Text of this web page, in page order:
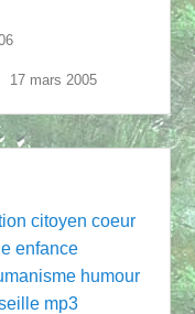
17 mars 2005
citoyen coeur
enfance
humour
mp3